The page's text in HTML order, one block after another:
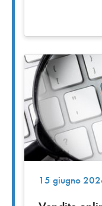
15 giugno